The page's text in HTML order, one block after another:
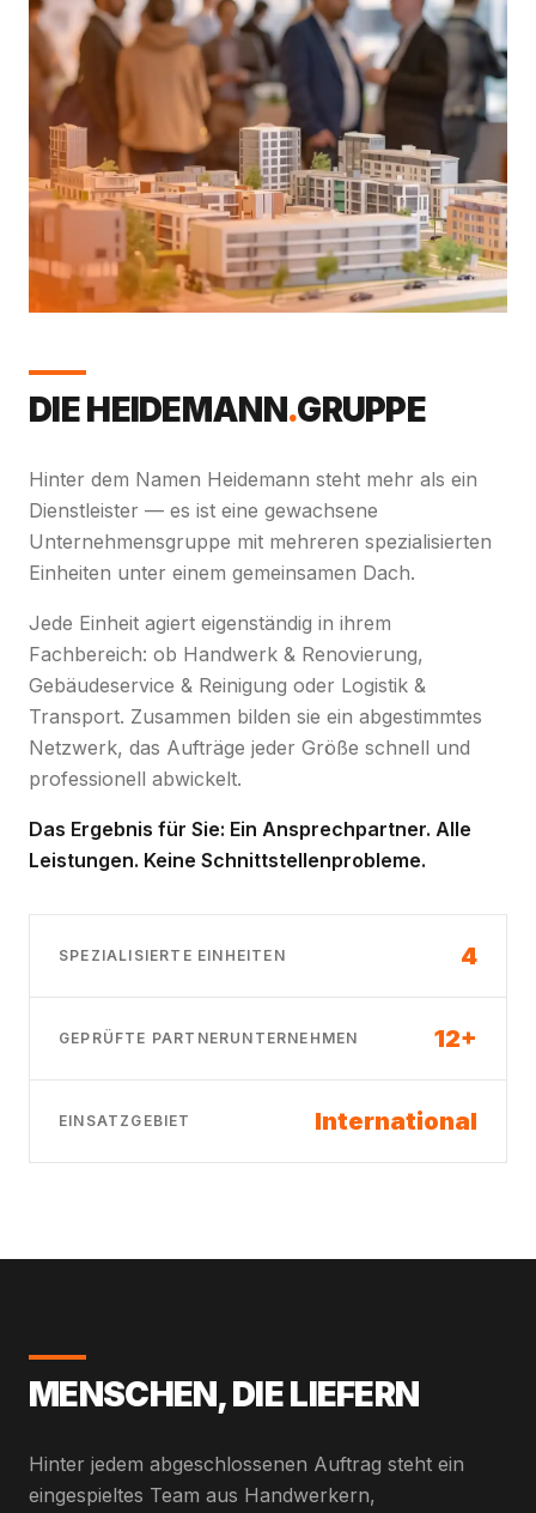
DIE HEIDEMANN.­GRUPPE
Hinter dem Namen Heidemann steht mehr als ein
Dienstleister — es ist eine gewachsene
Unternehmensgruppe mit mehreren spezialisierten
Einheiten unter einem gemeinsamen Dach.
Jede Einheit agiert eigenständig in ihrem
Fachbereich: ob Handwerk & Renovierung,
Gebäudeservice & Reinigung oder Logistik &
Transport. Zusammen bilden sie ein abgestimmtes
Netzwerk, das Aufträge jeder Größe schnell und
professionell abwickelt.
Das Ergebnis für Sie: Ein Ansprechpartner. Alle
Leistungen. Keine Schnittstellenprobleme.
SPEZIALISIERTE EINHEITEN 4
GEPRÜFTE PARTNERUNTERNEHMEN 12+
EINSATZGEBIET International
MENSCHEN, DIE LIEFERN
Hinter jedem abgeschlossenen Auftrag steht ein
eingespieltes Team aus Handwerkern,